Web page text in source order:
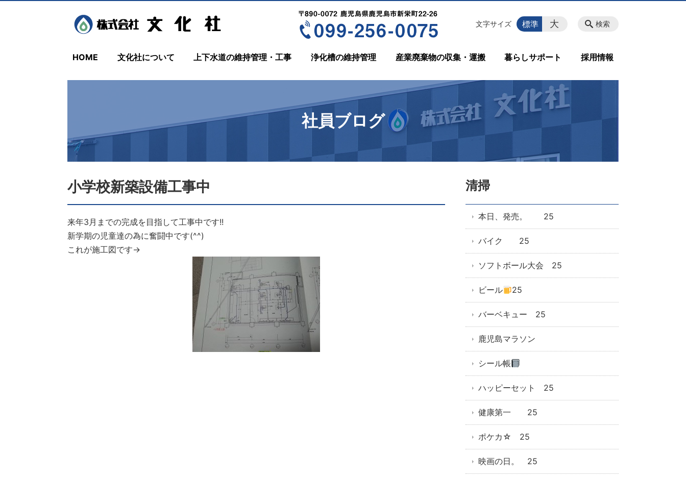
HOME 文化社について 上下水道の維持管理・工事 浄化槽の維持管理 産業廃棄物の収集・運搬 暮らしサポート 採用情報
検索
文字サイズ 標準 大
社員ブログ
小学校新築設備工事中
来年3月までの完成を目指して工事中です!!
新学期の児童達の為に奮闘中です(^^)
これが施工図です→
清掃
本日、発売。 25
バイク 25
ソフトボール大会 25
ビール 25
バーベキュー 25
鹿児島マラソン
シール帳
ハッピーセット 25
健康第一 25
ポケカ☆ 25
映画の日。 25